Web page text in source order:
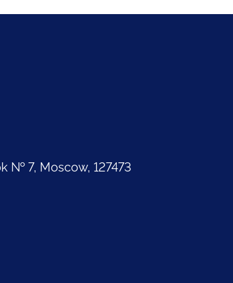
№ 7, Moscow, 127473